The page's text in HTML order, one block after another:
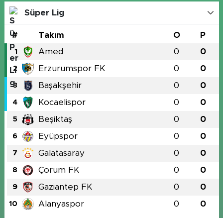
Süper Lig
# Takım O P
1 Amed 0 0
2 Erzurumspor FK 0 0
3 Başakşehir 0 0
4 Kocaelispor 0 0
5 Beşiktaş 0 0
6 Eyüpspor 0 0
7 Galatasaray 0 0
8 Çorum FK 0 0
9 Gaziantep FK 0 0
10 Alanyaspor 0 0